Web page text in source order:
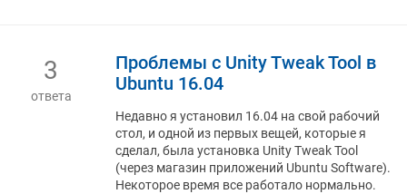
3
ответа
Проблемы с Unity Tweak Tool в
Ubuntu 16.04
Недавно я установил 16.04 на свой рабочий
стол, и одной из первых вещей, которые я
сделал, была установка Unity Tweak Tool
(через магазин приложений Ubuntu Software).
Некоторое время все работало нормально.